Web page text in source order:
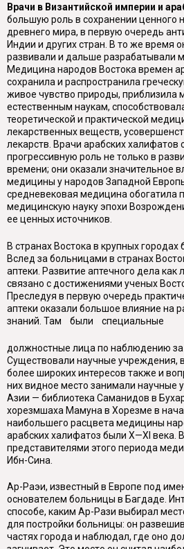
Врачи в Византийской империи и
большую роль в сохранении ценного
древнего мира, в первую очередь
Индии и других стран. В то же время
развивали и дальше разрабатывали
Медицина народов Востока времен
сохранила и распространила
живое чувство природы, приблизила
естественным наукам,
теоретической и практической
лекарственных веществ,
лекарств. Врачи арабских
прогрессивную роль не только в
времени; они оказали значительное
медицины у народов Западной
средневековая медицина обогатила
медицинскую науку эпохи
ее ценных источников.
В странах Востока в крупных
Вслед за больницами в странах
аптеки. Развитие аптечного дела как
связано с достижениями ученых
Преследуя в первую очередь
аптеки оказали большое влияние на
знаний. Там были специальные
должностные лица по наблюдению за
Существовали научные учреждения,
более широких интересов также и
них видное место занимали научные
Азии — библиотека Саманидов в
хорезмшаха Мамуна в Хорезме в
наибольшего расцвета медицины
арабских халифатоз были X—XI века.
представителями этого периода
Ибн-Сина.
Ар-Раэи, известный в Европе под
основателем больницы в Багдаде.
способе, каким Ар-Рази выбирал
для постройки больницы: он
частях города и наблюдал, где оно